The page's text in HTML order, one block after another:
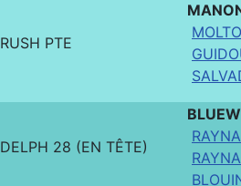
RUSH PTE
DELPH 28 (EN TÊTE)